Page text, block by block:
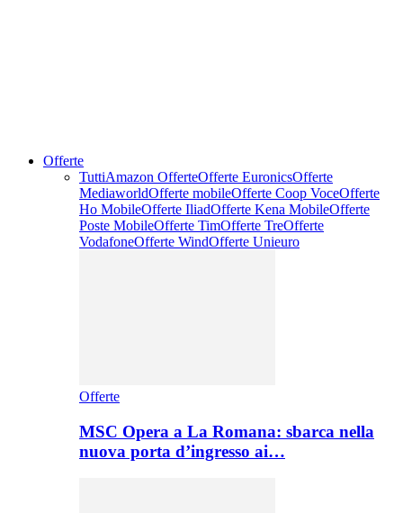
Offerte
TuttiAmazon OfferteOfferte EuronicsOfferte
MediaworldOfferte mobileOfferte Coop VoceOfferte
Ho MobileOfferte IliadOfferte Kena MobileOfferte
Poste MobileOfferte TimOfferte TreOfferte
VodafoneOfferte WindOfferte Unieuro
Offerte
MSC Opera a La Romana: sbarca nella
nuova porta d’ingresso ai…